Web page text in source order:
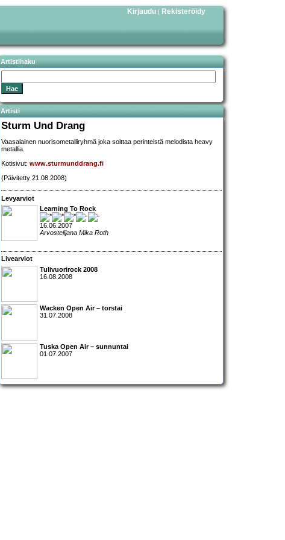
Kirjaudu | Rekisteröidy
Artistihaku
Artisti
Sturm Und Drang
Vaasalainen nuorisometalliryhmä joka soittaa perinteistä melodista heavy
metallia.
Kotisivut: www.sturmunddrang.fi
(Päivitetty 21.08.2008)
Levyarviot
Learning To Rock
16.06.2007
Arvostelijana Mika Roth
Livearviot
Tulivuorirock 2008
16.08.2008
Wacken Open Air – torstai
31.07.2008
Tuska Open Air – sunnuntai
01.07.2007